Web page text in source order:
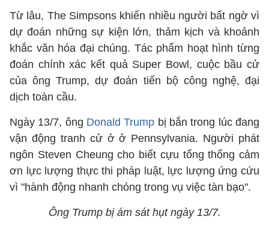
Từ lâu, The Simpsons khiến nhiều người bất ngờ vì
dự đoán những sự kiện lớn, thảm kịch và khoảnh
khắc văn hóa đại chúng. Tác phẩm hoạt hình từng
đoán chính xác kết quả Super Bowl, cuộc bầu cử
của ông Trump, dự đoán tiến bộ công nghệ, đại
dịch toàn cầu.
Ngày 13/7, ông Donald Trump bị bắn trong lúc đang
vận động tranh cử ở ở Pennsylvania. Người phát
ngôn Steven Cheung cho biết cựu tổng thống cảm
ơn lực lượng thực thi pháp luật, lực lượng ứng cứu
vì "hành động nhanh chóng trong vụ việc tàn bạo".
Ông Trump bị ám sát hụt ngày 13/7.